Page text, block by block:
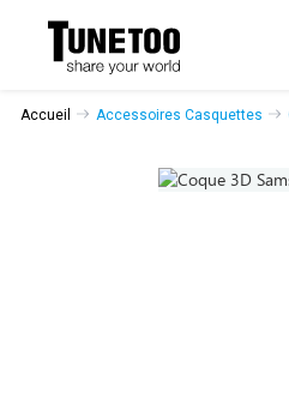
Accueil Accessoires Casquettes